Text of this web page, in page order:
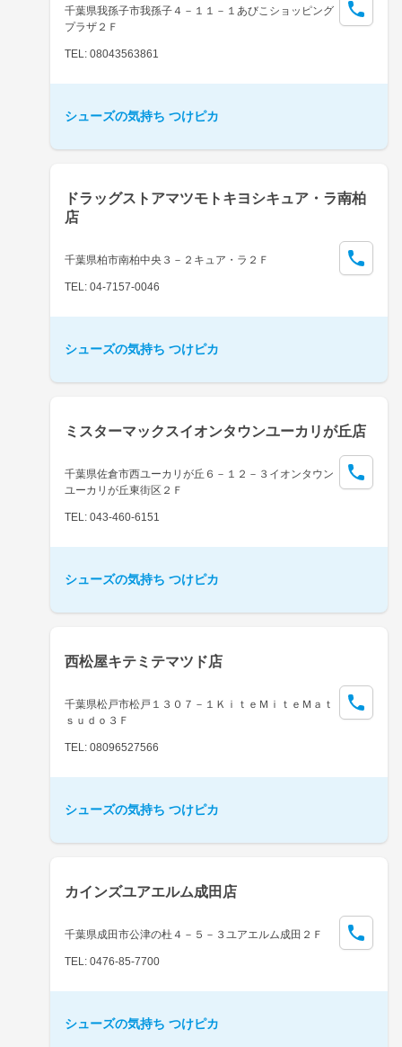
千葉県我孫子市我孫子４－１１－１あびこショッピング
プラザ２Ｆ
TEL: 08043563861
シューズの気持ち つけピカ
ドラッグストアマツモトキヨシキュア・ラ南柏
店
千葉県柏市南柏中央３－２キュア・ラ２Ｆ
TEL: 04-7157-0046
シューズの気持ち つけピカ
ミスターマックスイオンタウンユーカリが丘店
千葉県佐倉市西ユーカリが丘６－１２－３イオンタウン
ユーカリが丘東街区２Ｆ
TEL: 043-460-6151
シューズの気持ち つけピカ
西松屋キテミテマツド店
千葉県松戸市松戸１３０７－１ＫｉｔｅＭｉｔｅＭａｔ
ｓｕｄｏ３Ｆ
TEL: 08096527566
シューズの気持ち つけピカ
カインズユアエルム成田店
千葉県成田市公津の杜４－５－３ユアエルム成田２Ｆ
TEL: 0476-85-7700
シューズの気持ち つけピカ